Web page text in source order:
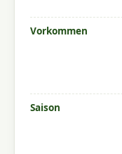
Vorkommen
Saison